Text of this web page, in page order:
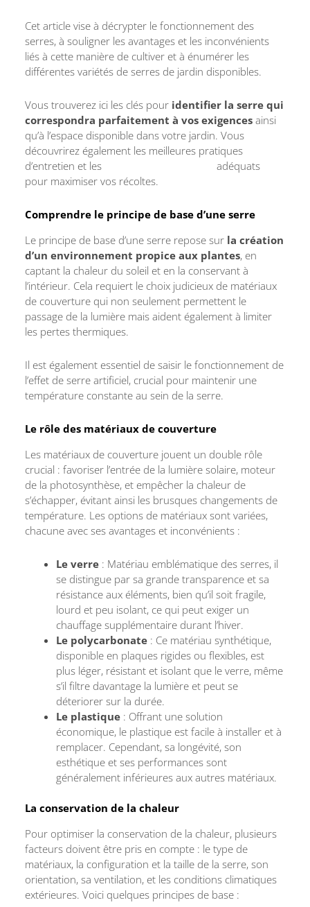
Cet article vise à décrypter le fonctionnement des
serres, à souligner les avantages et les inconvénients
liés à cette manière de cultiver et à énumérer les
différentes variétés de serres de jardin disponibles.
Vous trouverez ici les clés pour identifier la serre qui
correspondra parfaitement à vos exigences ainsi
qu’à l’espace disponible dans votre jardin. Vous
découvrirez également les meilleures pratiques
d’entretien et les
adéquats
pour maximiser vos récoltes.
Comprendre le principe de base d’une serre
Le principe de base d’une serre repose sur la création
d’un environnement propice aux plantes, en
captant la chaleur du soleil et en la conservant à
l’intérieur. Cela requiert le choix judicieux de matériaux
de couverture qui non seulement permettent le
passage de la lumière mais aident également à limiter
les pertes thermiques.
Il est également essentiel de saisir le fonctionnement de
l’effet de serre artificiel, crucial pour maintenir une
température constante au sein de la serre.
Le rôle des matériaux de couverture
Les matériaux de couverture jouent un double rôle
crucial : favoriser l’entrée de la lumière solaire, moteur
de la photosynthèse, et empêcher la chaleur de
s’échapper, évitant ainsi les brusques changements de
température. Les options de matériaux sont variées,
chacune avec ses avantages et inconvénients :
Le verre : Matériau emblématique des serres, il
se distingue par sa grande transparence et sa
résistance aux éléments, bien qu’il soit fragile,
lourd et peu isolant, ce qui peut exiger un
chauffage supplémentaire durant l’hiver.
Le polycarbonate : Ce matériau synthétique,
disponible en plaques rigides ou flexibles, est
plus léger, résistant et isolant que le verre, même
s’il filtre davantage la lumière et peut se
déteriorer sur la durée.
Le plastique : Offrant une solution
économique, le plastique est facile à installer et à
remplacer. Cependant, sa longévité, son
esthétique et ses performances sont
généralement inférieures aux autres matériaux.
La conservation de la chaleur
Pour optimiser la conservation de la chaleur, plusieurs
facteurs doivent être pris en compte : le type de
matériaux, la configuration et la taille de la serre, son
orientation, sa ventilation, et les conditions climatiques
extérieures. Voici quelques principes de base :